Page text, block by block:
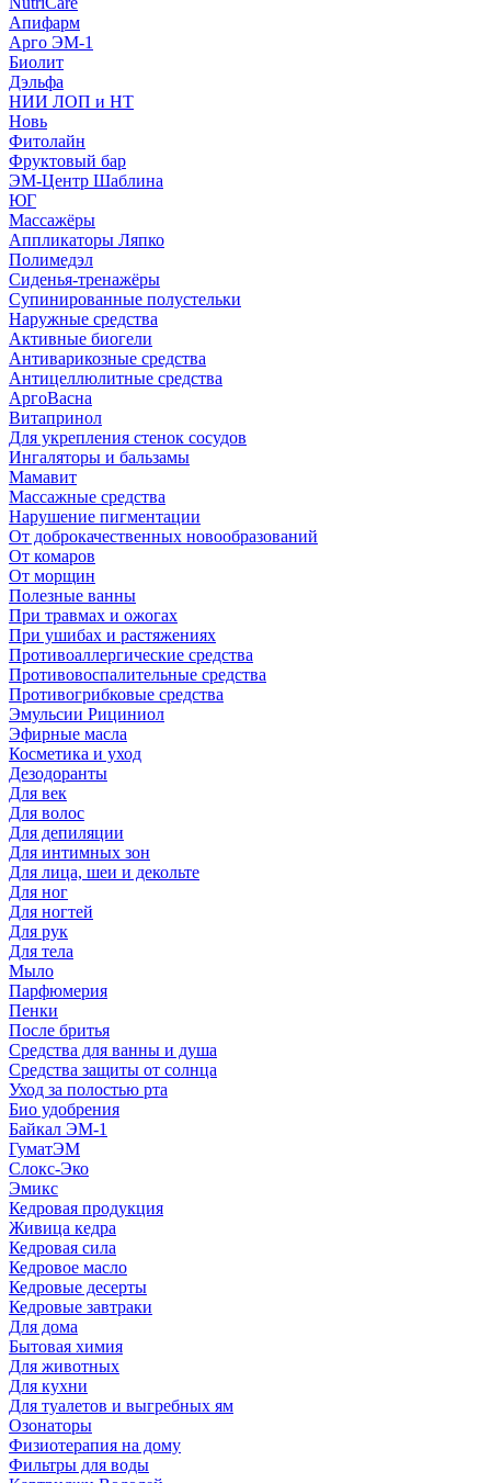
Апифарм
Арго ЭМ-1
Биолит
Дэльфа
НИИ ЛОП и НТ
Новь
Фитолайн
Фруктовый бар
ЭМ-Центр Шаблина
ЮГ
Массажёры
Аппликаторы Ляпко
Полимедэл
Сиденья-тренажёры
Супинированные полустельки
Наружные средства
Активные биогели
Антиварикозные средства
Антицеллюлитные средства
АргоВасна
Витапринол
Для укрепления стенок сосудов
Ингаляторы и бальзамы
Мамавит
Массажные средства
Нарушение пигментации
От доброкачественных новообразований
От комаров
От морщин
Полезные ванны
При травмах и ожогах
При ушибах и растяжениях
Противоаллергические средства
Противовоспалительные средства
Противогрибковые средства
Эмульсии Рициниол
Эфирные масла
Косметика и уход
Дезодоранты
Для век
Для волос
Для депиляции
Для интимных зон
Для лица, шеи и декольте
Для ног
Для ногтей
Для рук
Для тела
Мыло
Парфюмерия
Пенки
После бритья
Средства для ванны и душа
Средства защиты от солнца
Уход за полостью рта
Био удобрения
Байкал ЭМ-1
ГуматЭМ
Слокс-Эко
Эмикс
Кедровая продукция
Живица кедра
Кедровая сила
Кедровое масло
Кедровые десерты
Кедровые завтраки
Для дома
Бытовая химия
Для животных
Для кухни
Для туалетов и выгребных ям
Озонаторы
Физиотерапия на дому
Фильтры для воды